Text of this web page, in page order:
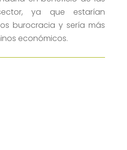
ya que estarían
burocracia y sería más
económicos.